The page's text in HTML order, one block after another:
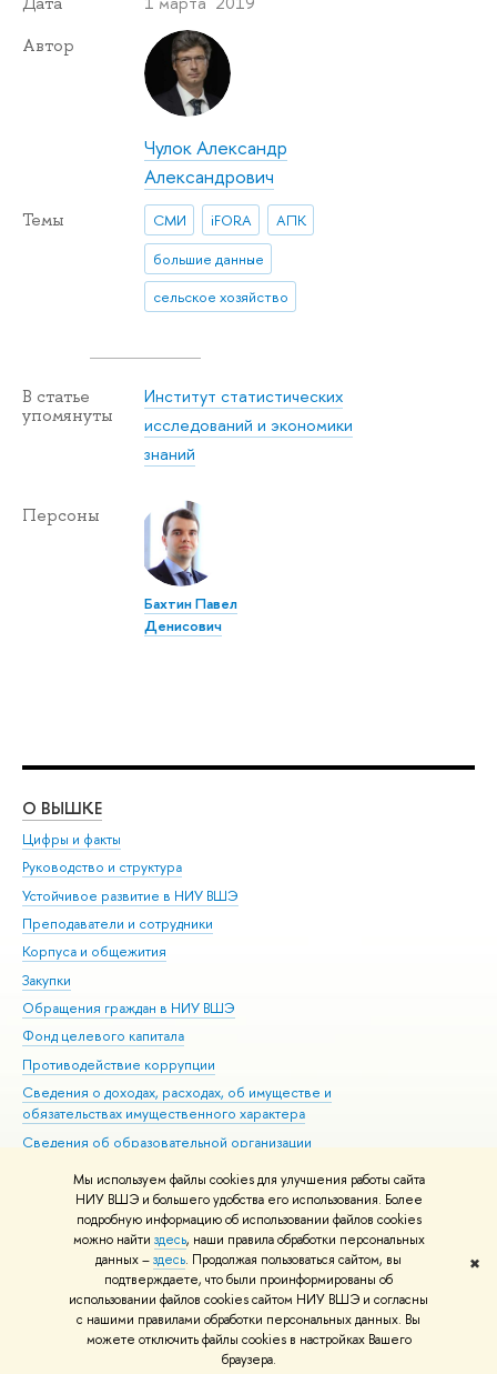
Мы используем файлы cookies для улучшения работы сайта
НИУ ВШЭ и большего удобства его использования. Более
подробную информацию об использовании файлов cookies
можно найти здесь, наши правила обработки персональных
данных –здесь. Продолжая пользоваться сайтом, вы
подтверждаете, что были проинформированы об
использовании файлов cookies сайтом НИУ ВШЭ и согласны
с нашими правилами обработки персональных данных. Вы
можете отключить файлы cookies в настройках Вашего
браузера.
✖
Автор
Чулок Александр
Александрович
Темы СМИ iFORA
АПК
большие данные
сельское хозяйство
В статье
упомянуты
Институт статистических
исследований и экономики
знаний
Персоны
Бахтин Павел
Денисович
О ВЫШКЕ
Цифры и факты
Руководство и структура
Устойчивое развитие в НИУ ВШЭ
Преподаватели и сотрудники
Корпуса и общежития
Закупки
Обращения граждан в НИУ ВШЭ
Фонд целевого капитала
Противодействие коррупции
Сведения о доходах, расходах, об имуществе и
обязательствах имущественного характера
Сведения об образовательной организации
Людям с ограниченными возможностями здоровья
Единая платежная страница
Работа в Вышке
© НИУ ВШЭ 1993–2026 Адреса и контакты Условия использования
материалов Политика конфиденциальности Карта сайта
Шрифты HSE Sans и HSE Slab разработаны вШколе дизайна НИУ ВШЭ